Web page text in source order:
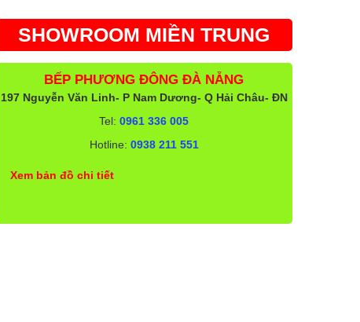
SHOWROOM MIỀN TRUNG
BẾP PHƯƠNG ĐÔNG ĐÀ NẴNG
197 Nguyễn Văn Linh- P Nam Dương- Q Hải Châu- ĐN
Tel:0961 336 005
Hotline: 0938 211 551
Xem bản đồ chi tiết